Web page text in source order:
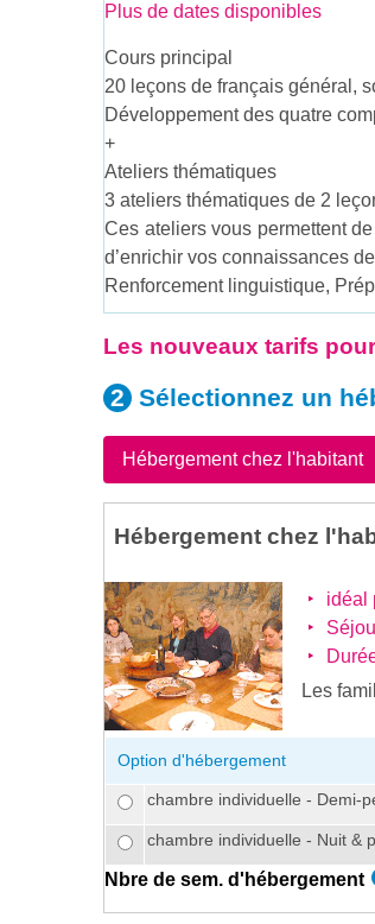
Plus de dates disponibles
Cours principal
20 leçons de français général,
Développement des quatre
+
Ateliers thématiques
3 ateliers thématiques de 2
Ces ateliers vous permettent
d’enrichir vos connaissances
Renforcement linguistique,
Les nouveaux tarifs
Sélectionnez un
Hébergement chez l'habitant
Hébergement chez
idéal
Les
Option d'hébergement
chambre individuelle - Demi-
chambre individuelle - Nuit &
Nbre de sem. d'hébergement